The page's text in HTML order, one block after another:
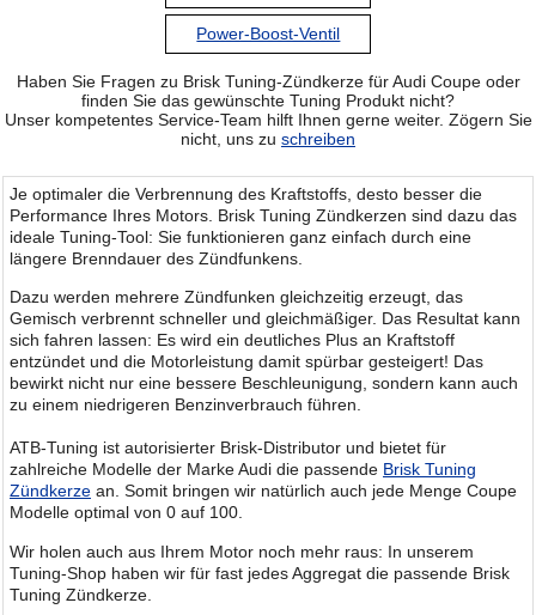
Power-Boost-Ventil
Haben Sie Fragen zu Brisk Tuning-Zündkerze für Audi Coupe oder
finden Sie das gewünschte Tuning Produkt nicht?
Unser kompetentes Service-Team hilft Ihnen gerne weiter. Zögern Sie
nicht, uns zu schreiben
Je optimaler die Verbrennung des Kraftstoffs, desto besser die
Performance Ihres Motors. Brisk Tuning Zündkerzen sind dazu das
ideale Tuning-Tool: Sie funktionieren ganz einfach durch eine
längere Brenndauer des Zündfunkens.
Dazu werden mehrere Zündfunken gleichzeitig erzeugt, das
Gemisch verbrennt schneller und gleichmäßiger. Das Resultat kann
sich fahren lassen: Es wird ein deutliches Plus an Kraftstoff
entzündet und die Motorleistung damit spürbar gesteigert! Das
bewirkt nicht nur eine bessere Beschleunigung, sondern kann auch
zu einem niedrigeren Benzinverbrauch führen.
ATB-Tuning ist autorisierter Brisk-Distributor und bietet für
zahlreiche Modelle der Marke Audi die passende Brisk Tuning
Zündkerze an. Somit bringen wir natürlich auch jede Menge Coupe
Modelle optimal von 0 auf 100.
Wir holen auch aus Ihrem Motor noch mehr raus: In unserem
Tuning-Shop haben wir für fast jedes Aggregat die passende Brisk
Tuning Zündkerze.